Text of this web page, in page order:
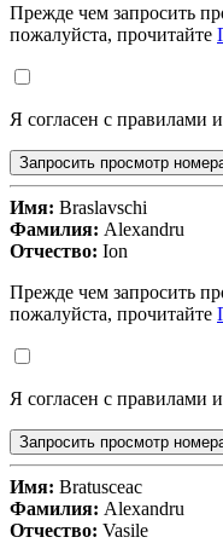
Прежде чем запросить
пожалуйста, прочитайте
Я согласен с правилами
Запросить просмотр
Имя: Braslavschi
Фамилия: Alexandru
Отчество: Ion
Прежде чем запросить
пожалуйста, прочитайте
Я согласен с правилами
Запросить просмотр
Имя: Bratusceac
Фамилия: Alexandru
Отчество: Vasile